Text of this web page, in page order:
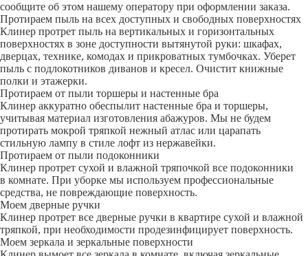
сообщите об этом нашему оператору при оформлении заказа.
Протираем пыль на всех доступных и свободных поверхностях
Клинер протрет пыль на вертикальных и горизонтальных
поверхностях в зоне доступности вытянутой руки: шкафах,
дверцах, технике, комодах и прикроватных тумбочках. Уберет
пыль с подлокотников диванов и кресел. Очистит книжные
полки и этажерки.
Протираем от пыли торшеры и настенные бра
Клинер аккуратно обеспылит настенные бра и торшеры,
учитывая материал изготовления абажуров. Мы не будем
протирать мокрой тряпкой нежный атлас или царапать
стильную лампу в стиле лофт из нержавейки.
Протираем от пыли подоконники
Клинер протрет сухой и влажной тряпочкой все подоконники
в комнате. При уборке мы используем профессиональные
средства, не повреждающие поверхность.
Моем дверные ручки
Клинер протрет все дверные ручки в квартире сухой и влажной
тряпкой, при необходимости продезинфицирует поверхность.
Моем зеркала и зеркальные поверхности